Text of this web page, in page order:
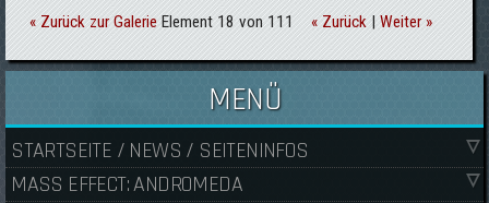
« Zurück zur Galerie Element 18 von 111 « Zurück|Weiter »
MENÜ
STARTSEITE / NEWS / SEITENINFOS
MASS EFFECT: ANDROMEDA